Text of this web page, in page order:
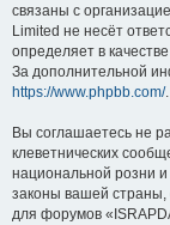
связаны с
Limited не несёт
определяет в
За дополнительной
https://www.phpbb.com/.
Вы соглашаетесь не
клеветнических
национальной розни
законы вашей страны,
для форумов